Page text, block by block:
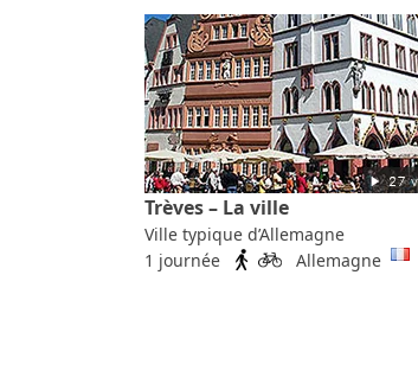
Trèves – La ville
Ville typique d’Allemagne
1 journée
Allemagne